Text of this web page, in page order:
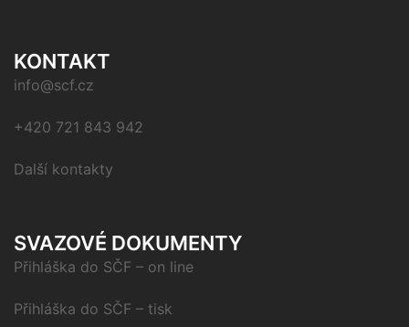
KONTAKT
info@scf.cz
+420 721 843 942
Další kontakty
SVAZOVÉ DOKUMENTY
Přihláška do SČF – on line
Přihláška do SČF – tisk